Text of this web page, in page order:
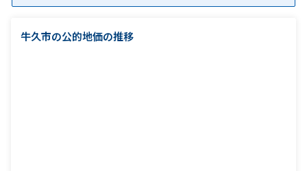
牛久市の公的地価の推移